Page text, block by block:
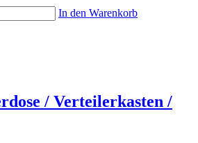
In den Warenkorb
/ Verteilerkasten /